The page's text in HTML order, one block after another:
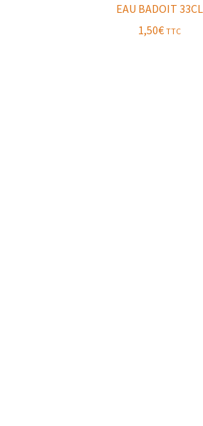
EAU BADOIT 33CL
1,50€ TTC